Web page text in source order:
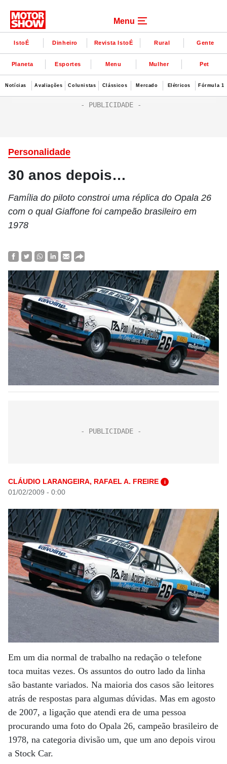
Menu
IstoÉ Dinheiro Revista IstoÉ Rural Gente
Planeta Esportes Menu Mulher Pet
Notícias Avaliações Colunistas Clássicos Mercado Elétricos Fórmula 1
Personalidade
30 anos depois…
Família do piloto constroi uma réplica do Opala 26
com o qual Giaffone foi campeão brasileiro em
1978
CLÁUDIO LARANGEIRA, RAFAEL A. FREIRE i
01/02/2009 - 0:00
Em um dia normal de trabalho na redação o telefone
toca muitas vezes. Os assuntos do outro lado da linha
são bastante variados. Na maioria dos casos são leitores
atrás de respostas para algumas dúvidas. Mas em agosto
de 2007, a ligação que atendi era de uma pessoa
procurando uma foto do Opala 26, campeão brasileiro de
1978, na categoria divisão um, que um ano depois virou
a Stock Car.